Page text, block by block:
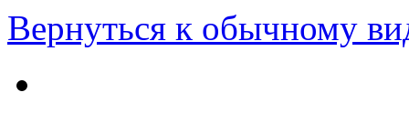
Вернуться к обычному